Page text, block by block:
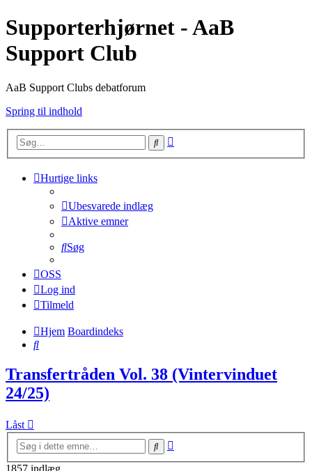
Supporterhjørnet - AaB
Support Club
AaB Support Clubs debatforum
Spring til indhold
Søg
Hurtige links
Ubesvarede indlæg
Aktive emner
Søg
OSS
Log ind
Tilmeld
Hjem Boardindeks
Søg
Transfertråden Vol. 38 (Vintervinduet
24/25)
Låst
Søg
1857 indlæg